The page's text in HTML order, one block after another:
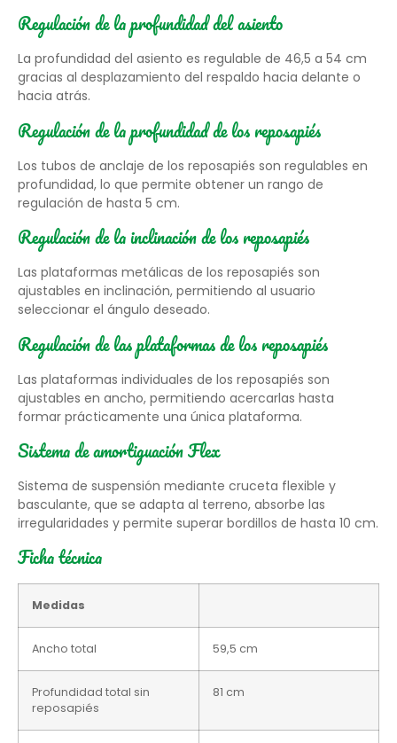
Regulación de la profundidad del asiento
La profundidad del asiento es regulable de 46,5 a 54 cm
gracias al desplazamiento del respaldo hacia delante o
hacia atrás.
Regulación de la profundidad de los reposapiés
Los tubos de anclaje de los reposapiés son regulables en
profundidad, lo que permite obtener un rango de
regulación de hasta 5 cm.
Regulación de la inclinación de los reposapiés
Las plataformas metálicas de los reposapiés son
ajustables en inclinación, permitiendo al usuario
seleccionar el ángulo deseado.
Regulación de las plataformas de los reposapiés
Las plataformas individuales de los reposapiés son
ajustables en ancho, permitiendo acercarlas hasta
formar prácticamente una única plataforma.
Sistema de amortiguación Flex
Sistema de suspensión mediante cruceta flexible y
basculante, que se adapta al terreno, absorbe las
irregularidades y permite superar bordillos de hasta 10 cm.
Ficha técnica
Medidas
Ancho total 59,5 cm
Profundidad total sin
reposapiés
81 cm